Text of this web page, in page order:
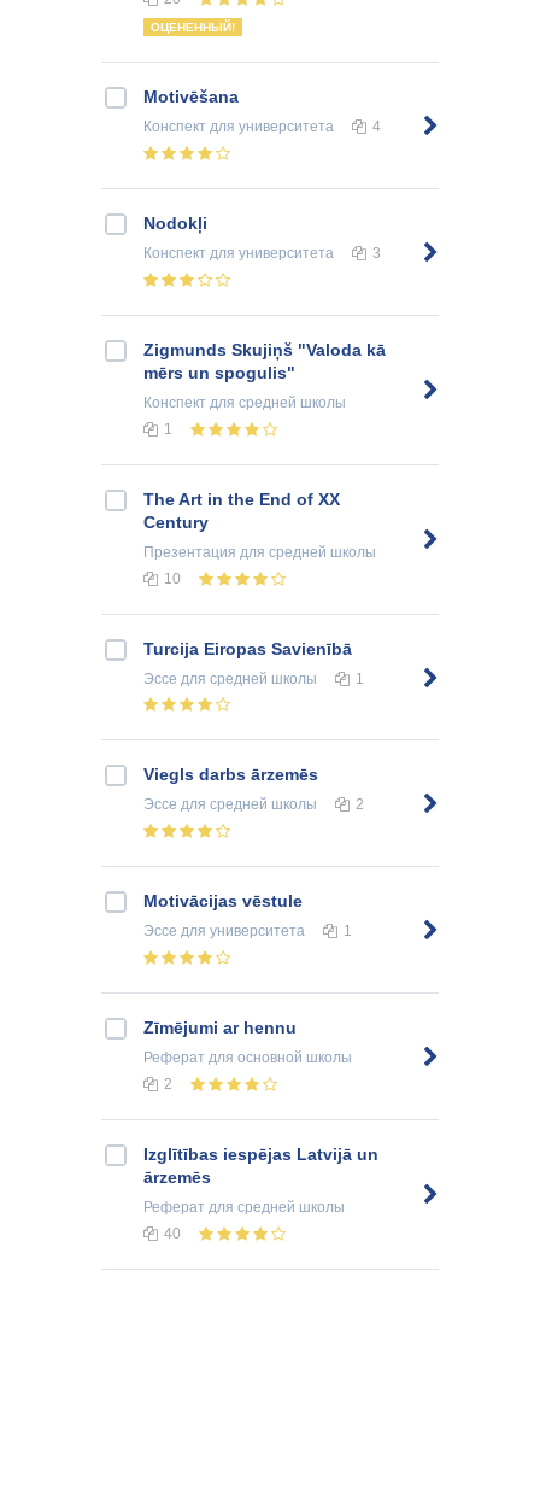
ОЦЕНЕННЫЙ!
Motivēšana
Конспект для университета 4
Nodokļi
Конспект для университета 3
Zigmunds Skujiņš "Valoda kā
mērs un spogulis"
Конспект для средней школы
1
The Art in the End of XX
Century
Презентация для средней школы
10
Turcija Eiropas Savienībā
Эссе для средней школы 1
Viegls darbs ārzemēs
Эссе для средней школы 2
Motivācijas vēstule
Эссе для университета 1
Zīmējumi ar hennu
Реферат для основной школы
2
Izglītības iespējas Latvijā un
ārzemēs
Реферат для средней школы
40